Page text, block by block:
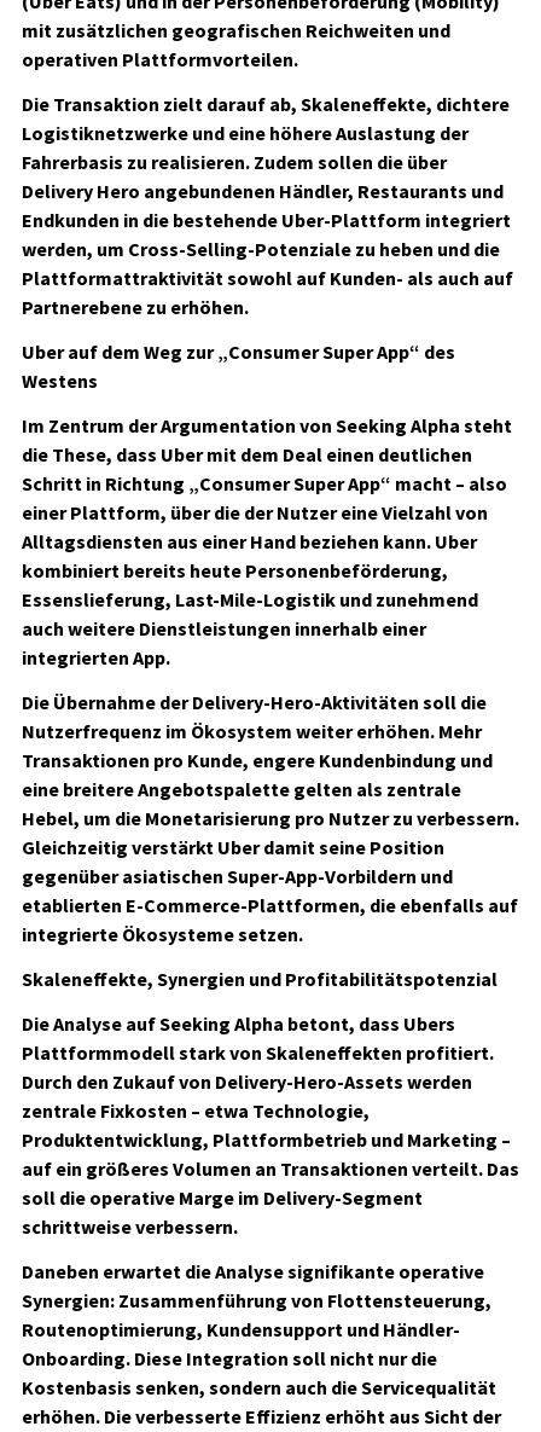
mit zusätzlichen geografischen Reichweiten und
operativen Plattformvorteilen.
Die Transaktion zielt darauf ab, Skaleneffekte, dichtere
Logistiknetzwerke und eine höhere Auslastung der
Fahrerbasis zu realisieren. Zudem sollen die über
Delivery Hero angebundenen Händler, Restaurants und
Endkunden in die bestehende Uber-Plattform integriert
werden, um Cross-Selling-Potenziale zu heben und die
Plattformattraktivität sowohl auf Kunden- als auch auf
Partnerebene zu erhöhen.
Uber auf dem Weg zur „Consumer Super App“ des
Westens
Im Zentrum der Argumentation von Seeking Alpha steht
die These, dass Uber mit dem Deal einen deutlichen
Schritt in Richtung „Consumer Super App“ macht – also
einer Plattform, über die der Nutzer eine Vielzahl von
Alltagsdiensten aus einer Hand beziehen kann. Uber
kombiniert bereits heute Personenbeförderung,
Essenslieferung, Last-Mile-Logistik und zunehmend
auch weitere Dienstleistungen innerhalb einer
integrierten App.
Die Übernahme der Delivery-Hero-Aktivitäten soll die
Nutzerfrequenz im Ökosystem weiter erhöhen. Mehr
Transaktionen pro Kunde, engere Kundenbindung und
eine breitere Angebotspalette gelten als zentrale
Hebel, um die Monetarisierung pro Nutzer zu verbessern.
Gleichzeitig verstärkt Uber damit seine Position
gegenüber asiatischen Super-App-Vorbildern und
etablierten E-Commerce-Plattformen, die ebenfalls auf
integrierte Ökosysteme setzen.
Skaleneffekte, Synergien und Profitabilitätspotenzial
Die Analyse auf Seeking Alpha betont, dass Ubers
Plattformmodell stark von Skaleneffekten profitiert.
Durch den Zukauf von Delivery-Hero-Assets werden
zentrale Fixkosten – etwa Technologie,
Produktentwicklung, Plattformbetrieb und Marketing –
auf ein größeres Volumen an Transaktionen verteilt. Das
soll die operative Marge im Delivery-Segment
schrittweise verbessern.
Daneben erwartet die Analyse signifikante operative
Synergien: Zusammenführung von Flottensteuerung,
Routenoptimierung, Kundensupport und Händler-
Onboarding. Diese Integration soll nicht nur die
Kostenbasis senken, sondern auch die Servicequalität
erhöhen. Die verbesserte Effizienz erhöht aus Sicht der